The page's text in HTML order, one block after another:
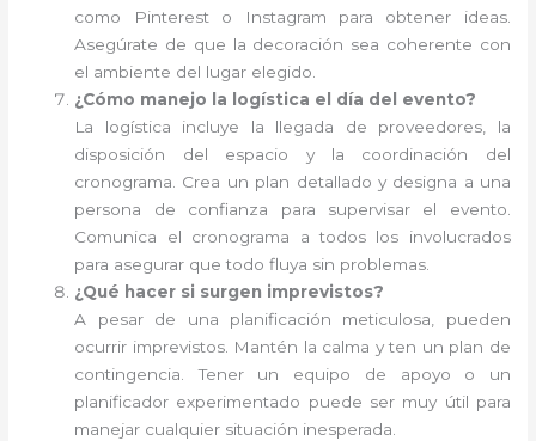
como Pinterest o Instagram para obtener ideas.
Asegúrate de que la decoración sea coherente con
el ambiente del lugar elegido.
¿Cómo manejo la logística el día del evento?
La logística incluye la llegada de proveedores, la
disposición del espacio y la coordinación del
cronograma. Crea un plan detallado y designa a una
persona de confianza para supervisar el evento.
Comunica el cronograma a todos los involucrados
para asegurar que todo fluya sin problemas.
¿Qué hacer si surgen imprevistos?
A pesar de una planificación meticulosa, pueden
ocurrir imprevistos. Mantén la calma y ten un plan de
contingencia. Tener un equipo de apoyo o un
planificador experimentado puede ser muy útil para
manejar cualquier situación inesperada.